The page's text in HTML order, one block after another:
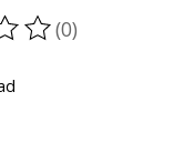
van dit product is
(0)